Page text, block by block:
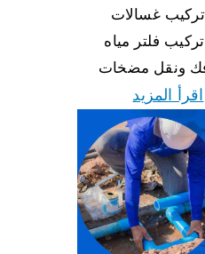
غسالات
فلتر مياه
ونقل مضخات
اقرأ المزيد